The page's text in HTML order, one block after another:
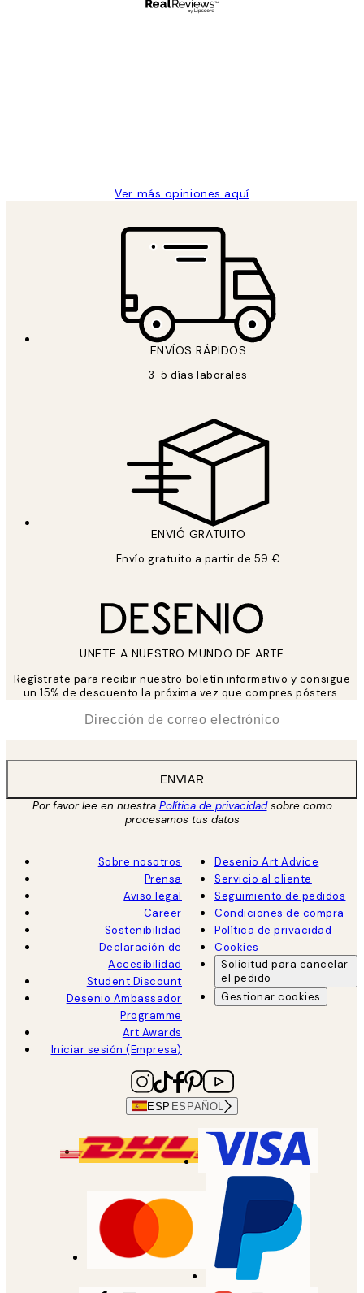
Ver más opiniones aquí
ENVÍOS RÁPIDOS
3-5 días laborales
ENVIÓ GRATUITO
Envío gratuito a partir de 59 €
UNETE A NUESTRO MUNDO DE ARTE
Regístrate para recibir nuestro boletín informativo y consigue
un 15% de descuento la próxima vez que compres pósters.
ENVIAR
Por favor lee en nuestra Política de privacidadsobre como
procesamos tus datos
Sobre nosotros
Prensa
Aviso legal
Career
Sostenibilidad
Declaración de
Accesibilidad
Student Discount
Desenio Ambassador
Programme
Art Awards
Iniciar sesión (Empresa)
Desenio Art Advice
Servicio al cliente
Seguimiento de pedidos
Condiciones de compra
Política de privacidad
Cookies
Solicitud para cancelar
el pedido
Gestionar cookies
ESP ESPAÑOL